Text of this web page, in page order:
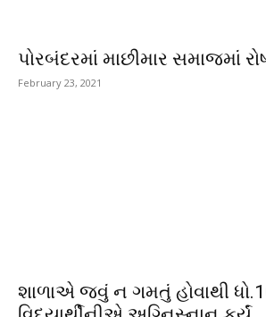
પોરબંદરમાં માછીમાર સમાજમાં
February 23, 2021
શાળાએ જવું ન ગમતું હોવાથી